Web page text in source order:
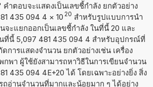
ำตอบจะแสดงเป็นเลขชี้กำลัง ยกตัวอย่าง
435 094 4 × 10 20 สำหรับรูปแบบการนำ
จะแยกออกเป็นเลขชี้กำลัง ในที่นี้ 20 และ
ที่นี้ 5,097 481 435 094 4 สำหรับอุปกรณ์ที่
การแสดงจำนวน ยกตัวอย่างเช่น เครื่อง
พา ผู้ใช้ยังสามารถหาวิธีในการเขียนจำนวน
435 094 4E+20 ได้ โดยเฉพาะอย่างยิ่ง สิ่ง
ถอ่านจำนวนที่มากและน้อยมาก ๆ ได้อย่าง